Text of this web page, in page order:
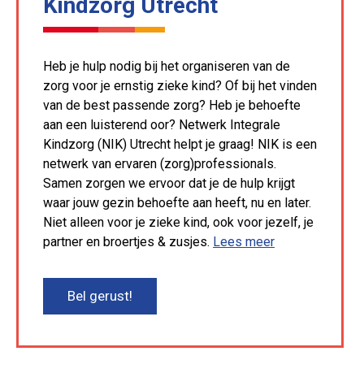
Kindzorg Utrecht
Heb je hulp nodig bij het organiseren van de
zorg voor je ernstig zieke kind? Of bij het vinden
van de best passende zorg? Heb je behoefte
aan een luisterend oor? Netwerk Integrale
Kindzorg (NIK) Utrecht helpt je graag! NIK is een
netwerk van ervaren (zorg)professionals.
Samen zorgen we ervoor dat je de hulp krijgt
waar jouw gezin behoefte aan heeft, nu en later.
Niet alleen voor je zieke kind, ook voor jezelf, je
partner en broertjes & zusjes. Lees meer
Bel gerust!